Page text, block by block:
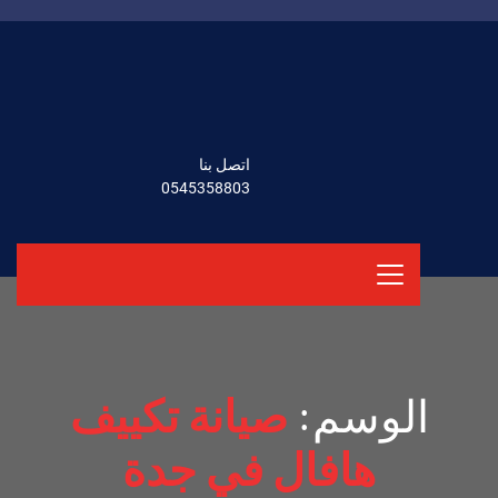
اتصل بنا
0545358803
الوسم: صيانة تكييف
هافال في جدة